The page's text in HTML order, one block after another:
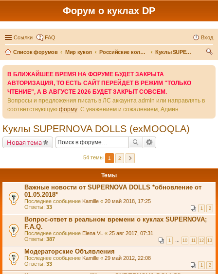
Форум о куклах DP
Ссылки FAQ Вход
Список форумов Мир кукол Российские коллекционные куклы
Куклы SUPERNOVA DOLLS (exMOOQLA)
В БЛИЖАЙШЕЕ ВРЕМЯ НА ФОРУМЕ БУДЕТ ЗАКРЫТА
АВТОРИЗАЦИЯ, ТО ЕСТЬ САЙТ ПЕРЕЙДЕТ В РЕЖИМ "ТОЛЬКО
ЧТЕНИЕ", А В АВГУСТЕ 2026 БУДЕТ ЗАКРЫТ СОВСЕМ.
Вопросы и предложения писать в ЛС аккаунта admin или направлять в
соответствующую форму. С уважением и сожалением, Админ.
Куклы SUPERNOVA DOLLS (exMOOQLA)
Новая тема
54 темы 1 2
Темы
Важные новости от SUPERNOVA DOLLS *обновление от
01.05.2018*
Последнее сообщение Kamille « 20 май 2018, 17:25
Ответы: 33 1 2
Вопрос-ответ в реальном времени о куклах SUPERNOVA;
F.A.Q.
Последнее сообщение Elena VL « 25 авг 2017, 07:31
Ответы: 387 1 … 10 11 12 13
Модераторские Объявления
Последнее сообщение Kamille « 29 май 2012, 22:08
Ответы: 33 1 2